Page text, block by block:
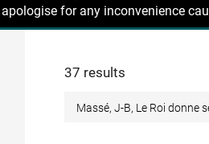
for any inconvenience
37 results
Massé, J-B, Le Roi donne